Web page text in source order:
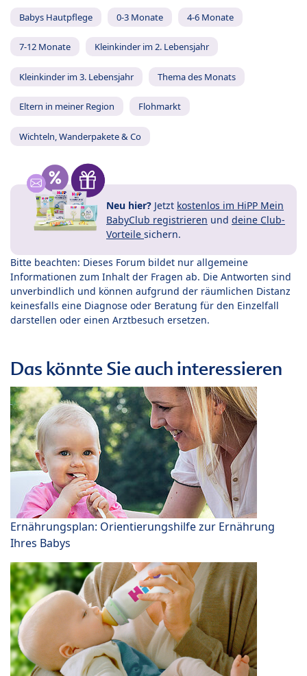
Babys Hautpflege 0-3 Monate 4-6 Monate
7-12 Monate Kleinkinder im 2. Lebensjahr
Kleinkinder im 3. Lebensjahr Thema des Monats
Eltern in meiner Region Flohmarkt
Wichteln, Wanderpakete & Co
Neu hier? Jetzt kostenlos im HiPP Mein
BabyClub registrieren und deine Club-
Vorteile sichern.
Bitte beachten: Dieses Forum bildet nur allgemeine
Informationen zum Inhalt der Fragen ab. Die Antworten sind
unverbindlich und können aufgrund der räumlichen Distanz
keinesfalls eine Diagnose oder Beratung für den Einzelfall
darstellen oder einen Arztbesuch ersetzen.
Das könnte Sie auch interessieren
Ernährungsplan: Orientierungshilfe zur Ernährung
Ihres Babys